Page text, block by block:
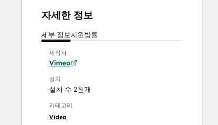
자세한 정보
세부 정보지원법률
제작자
Vimeo
설치
설치 수 2천개
카테고리
Video